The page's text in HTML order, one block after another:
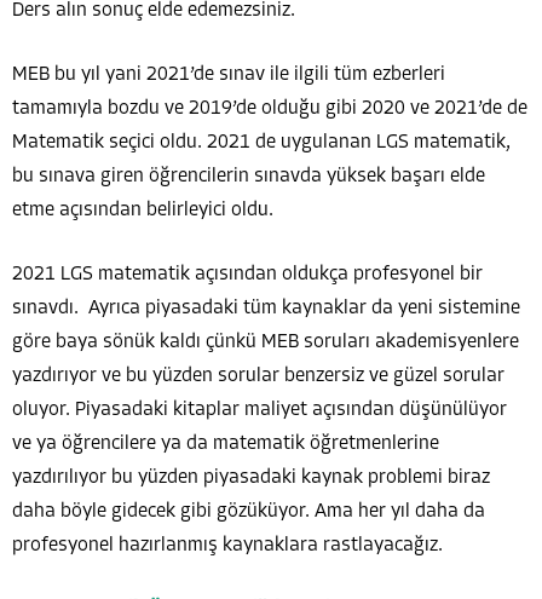
Ders alın sonuç elde edemezsiniz.
MEB bu yıl yani 2021’de sınav ile ilgili tüm ezberleri
tamamıyla bozdu ve 2019’de olduğu gibi 2020 ve 2021’de de
Matematik seçici oldu. 2021 de uygulanan LGS matematik,
bu sınava giren öğrencilerin sınavda yüksek başarı elde
etme açısından belirleyici oldu.
2021 LGS matematik açısından oldukça profesyonel bir
sınavdı. Ayrıca piyasadaki tüm kaynaklar da yeni sistemine
göre baya sönük kaldı çünkü MEB soruları akademisyenlere
yazdırıyor ve bu yüzden sorular benzersiz ve güzel sorular
oluyor. Piyasadaki kitaplar maliyet açısından düşünülüyor
ve ya öğrencilere ya da matematik öğretmenlerine
yazdırılıyor bu yüzden piyasadaki kaynak problemi biraz
daha böyle gidecek gibi gözüküyor. Ama her yıl daha da
profesyonel hazırlanmış kaynaklara rastlayacağız.